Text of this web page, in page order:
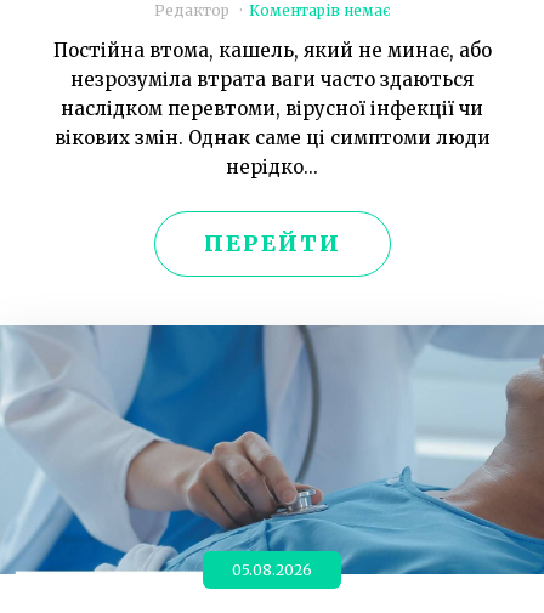
Редактор Коментарів немає
Постійна втома, кашель, який не минає, або
незрозуміла втрата ваги часто здаються
наслідком перевтоми, вірусної інфекції чи
вікових змін. Однак саме ці симптоми люди
нерідко...
ПЕРЕЙТИ
05.08.2026